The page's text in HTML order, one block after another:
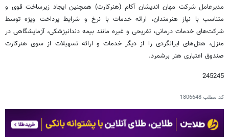
مدیرعامل شرکت مهان اندیشان آکام (هنرکارت) همچنین ایجاد زیرساخت قوی و
متناسب با نیاز هنرمندان، ارائه خدمات با نرخ و شرایط پرداخت ویژه توسط
شرکت‌های خدمات درمانی، تفریحی و غیره مانند بیمه دندانپزشکی، آزمایشگاهی در
منزل، هتل‌های ایرانگردی را از دیگر خدمات و ارائه تسهیلات از سوی هنرکارت
صندوق اعتباری هنر برشمرد.
245245
کد مطلب1806648